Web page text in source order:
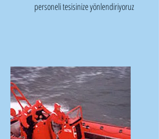
personeli tesisinize yönlendiriyoruz